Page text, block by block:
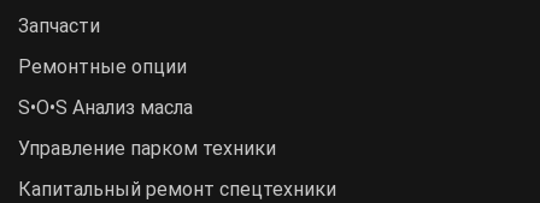
Запчасти
Ремонтные опции
S•O•S Анализ масла
Управление парком техники
Капитальный ремонт спецтехники